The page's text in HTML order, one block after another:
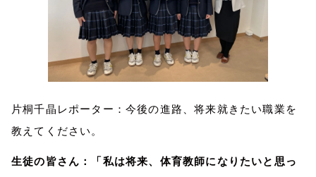
片桐千晶レポーター：今後の進路、将来就きたい職業を
教えてください。
生徒の皆さん：「私は将来、体育教師になりたいと思っ